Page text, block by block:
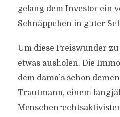
gelang dem Investor ein
Schnäppchen in guter
Um diese Preiswunder
etwas ausholen. Die
dem damals schon
Trautmann, einem